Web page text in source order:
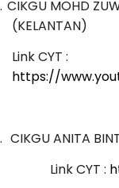
CIKGU MOHD
(KELANTAN)
Link CYT :
https://
CIKGU ANITA
Link CYT :